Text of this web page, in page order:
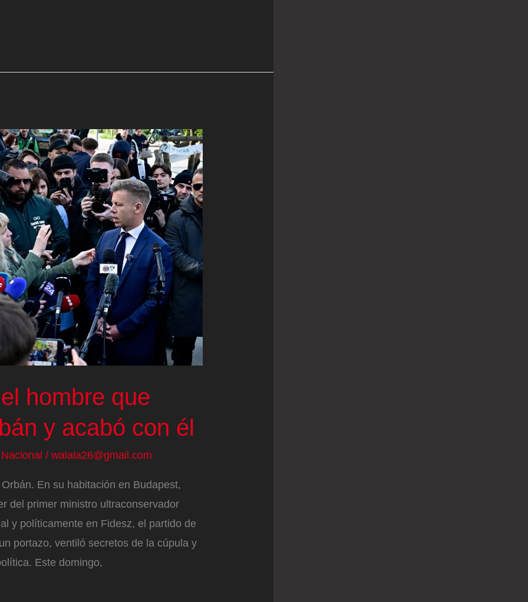
hombre que
y acabó con él
Nacional / walala26@gmail.com
En su habitación en Budapest,
del primer ministro ultraconservador
y políticamente en Fidesz, el partido de
portazo, ventiló secretos de la cúpula y
Este domingo,